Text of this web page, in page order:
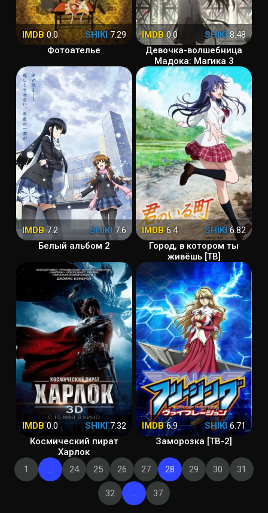
IMDB0.0 SHIKI7.29
Фотоателье
IMDB 0.0 SHIKI 8.48
Девочка-волшебница
Мадока: Магика 3
IMDB7.2 SHIKI 7.6
Белый альбом 2
IMDB6.4 SHIKI6.82
Город, в котором ты
живёшь [ТВ]
IMDB0.0 SHIKI7.32
Космический пират
Харлок
IMDB6.9 SHIKI 6.71
Заморозка [ТВ-2]
1 ... 24 25 26 27 28 29 30 31
32 ... 37